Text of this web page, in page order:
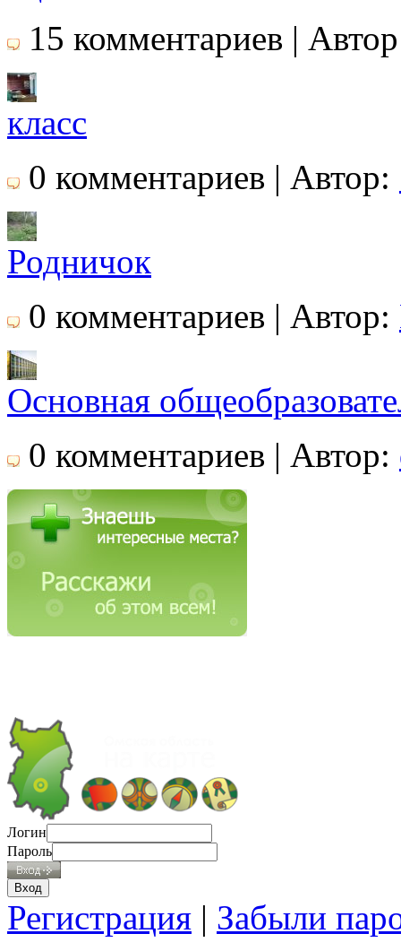
15 комментариев |
класс
0 комментариев | Автор:
Родничок
0 комментариев | Автор:
Основная
0 комментариев | Автор:
Логин
Пароль
Регистрация | Забыли